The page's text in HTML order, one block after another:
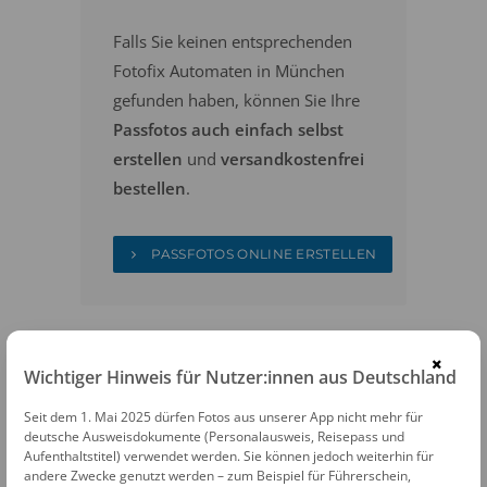
Falls Sie keinen entsprechenden
Fotofix Automaten in München
gefunden haben, können Sie Ihre
Passfotos auch einfach selbst
erstellen und versandkostenfrei
bestellen.
PASSFOTOS ONLINE ERSTELLEN
FOTOAUTOMATEN
×
Wichtiger Hinweis für Nutzer:innen aus Deutschland
Seit dem 1. Mai 2025 dürfen Fotos aus unserer App nicht mehr für
deutsche Ausweisdokumente (Personalausweis, Reisepass und
Aufenthaltstitel) verwendet werden. Sie können jedoch weiterhin für
andere Zwecke genutzt werden – zum Beispiel für Führerschein,